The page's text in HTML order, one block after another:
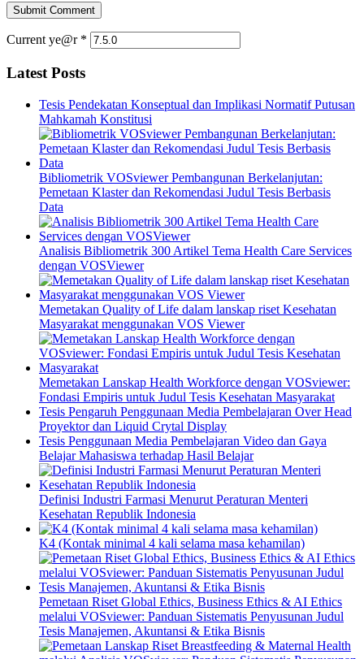
Current ye@r *
Latest Posts
Tesis Pendekatan Konseptual dan Implikasi Normatif Putusan
Mahkamah Konstitusi
Bibliometrik VOSviewer Pembangunan Berkelanjutan:
Pemetaan Klaster dan Rekomendasi Judul Tesis Berbasis
Data
Analisis Bibliometrik 300 Artikel Tema Health Care Services
dengan VOSViewer
Memetakan Quality of Life dalam lanskap riset Kesehatan
Masyarakat menggunakan VOS Viewer
Memetakan Lanskap Health Workforce dengan VOSviewer:
Fondasi Empiris untuk Judul Tesis Kesehatan Masyarakat
Tesis Pengaruh Penggunaan Media Pembelajaran Over Head
Proyektor dan Liquid Crytal Display
Tesis Penggunaan Media Pembelajaran Video dan Gaya
Belajar Mahasiswa terhadap Hasil Belajar
Definisi Industri Farmasi Menurut Peraturan Menteri
Kesehatan Republik Indonesia
K4 (Kontak minimal 4 kali selama masa kehamilan)
Pemetaan Riset Global Ethics, Business Ethics & AI Ethics
melalui VOSviewer: Panduan Sistematis Penyusunan Judul
Tesis Manajemen, Akuntansi & Etika Bisnis